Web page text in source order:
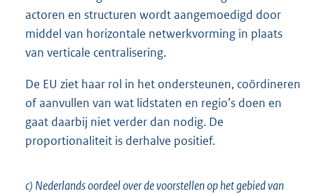
actoren en structuren wordt aangemoedigd door
middel van horizontale netwerkvorming in plaats
van verticale centralisering.
De EU ziet haar rol in het ondersteunen, coördineren
of aanvullen van wat lidstaten en regio’s doen en
gaat daarbij niet verder dan nodig. De
proportionaliteit is derhalve positief.
c) Nederlands oordeel over de voorstellen op het gebied van